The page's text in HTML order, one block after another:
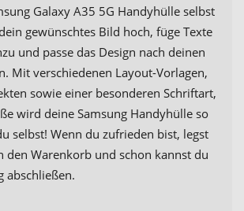
Galaxy A35 5G Handyhülle selbst
gewünschtes Bild hoch, füge Texte
und passe das Design nach deinen
Mit verschiedenen Layout-Vorlagen,
sowie einer besonderen Schriftart,
wird deine Samsung Handyhülle so
selbst! Wenn du zufrieden bist, legst
den Warenkorb und schon kannst du
abschließen.